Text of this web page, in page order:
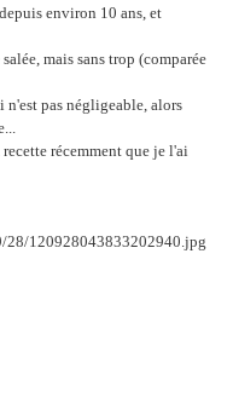
environ 10 ans, et
mais sans trop (comparée
n'est pas négligeable, alors
récemment que je l'ai